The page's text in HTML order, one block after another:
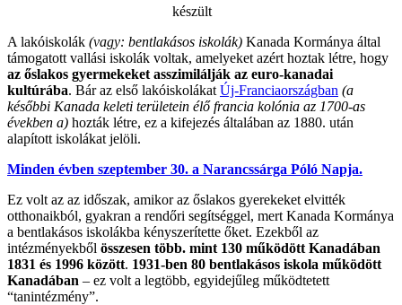
készült
A lakóiskolák (vagy: bentlakásos iskolák) Kanada Kormánya által
támogatott vallási iskolák voltak, amelyeket azért hoztak létre, hogy
az őslakos gyermekeket asszimilálják az euro-kanadai
kultúrába. Bár az első lakóiskolákat Új-Franciaországban (a
későbbi Kanada keleti területein élő francia kolónia az 1700-as
években a) hozták létre, ez a kifejezés általában az 1880. után
alapított iskolákat jelöli.
Minden évben szeptember 30. a Narancssárga Póló Napja.
Ez volt az az időszak, amikor az őslakos gyerekeket elvitték
otthonaikból, gyakran a rendőri segítséggel, mert Kanada Kormánya
a bentlakásos iskolákba kényszerítette őket. Ezekből az
intézményekből összesen több. mint 130 működött Kanadában
1831 és 1996 között. 1931-ben 80 bentlakásos iskola működött
Kanadában – ez volt a legtöbb, egyidejűleg működtetett
“tanintézmény”.